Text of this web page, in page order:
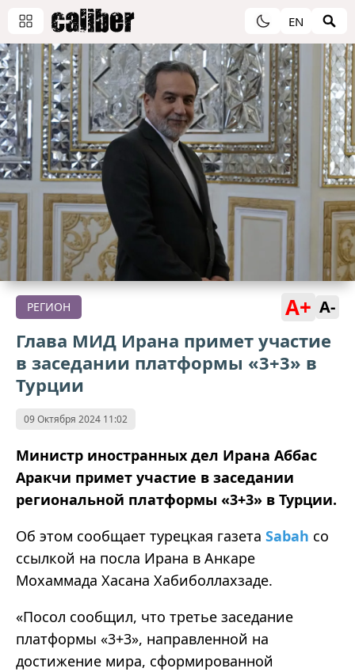
EN
РЕГИОН A+ A-
Глава МИД Ирана примет участие
в заседании платформы «3+3» в
Турции
09 Октября 2024 11:02
Министр иностранных дел Ирана Аббас
Аракчи примет участие в заседании
региональной платформы «3+3» в Турции.
Об этом сообщает турецкая газета Sabah со
ссылкой на посла Ирана в Анкаре
Мохаммада Хасана Хабиболлахзаде.
«Посол сообщил, что третье заседание
платформы «3+3», направленной на
достижение мира, сформированной